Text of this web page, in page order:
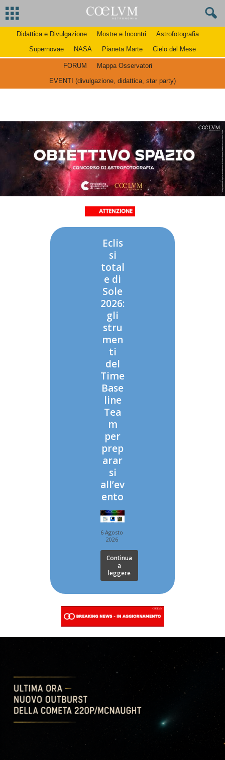
Didattica e Divulgazione Mostre e Incontri
Astrofotografia
Supernovae
NASA Pianeta Marte Cielo del Mese
FORUM
Mappa Osservatori
EVENTI (divulgazione, didattica, star party)
Eclis
si
total
e di
Sole
2026:
gli
stru
men
ti
del
Time
Base
line
Tea
m
per
prep
arar
si
all’ev
ento
6 Agosto
2026
Continua
a
leggere